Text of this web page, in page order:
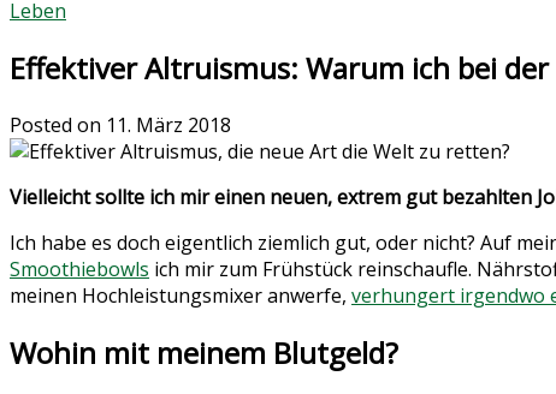
Leben
Effektiver Altruismus: Warum ich bei
Posted on 11. März 2018
Vielleicht sollte ich mir einen neuen, extrem gut bezahlten
Ich habe es doch eigentlich ziemlich gut, oder nicht? Auf
Smoothiebowls ich mir zum Frühstück reinschaufle.
meinen Hochleistungsmixer anwerfe, verhungert irgendwo
Wohin mit meinem Blutgeld?